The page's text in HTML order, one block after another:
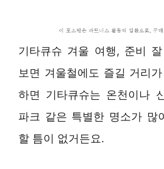
기타큐슈 겨울 여행, 준비
보면 겨울철에도 즐길 거리
하면 기타큐슈는 온천이나
파크 같은 특별한 명소가 많
할 틈이 없거든요.